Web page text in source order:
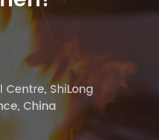
ShiLong
China